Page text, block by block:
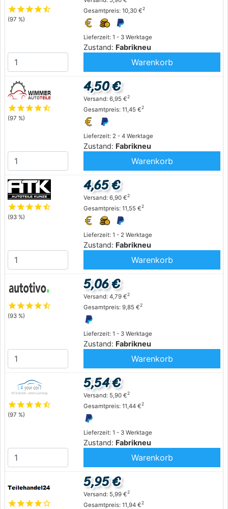
starstarstarstarstar_half
(97 %)
Lieferzeit: 1 - 3 Werktage
Zustand: Fabrikneu
Gesamtpreis: 10,30 €2
Warenkorb
starstarstarstarstar_half
(97 %)
Lieferzeit: 2 - 4 Werktage
Zustand: Fabrikneu
4,50 €
Versand: 6,95 €2
Gesamtpreis: 11,45 €2
Warenkorb
starstarstarstarstar_half
(93 %)
Lieferzeit: 1 - 2 Werktage
Zustand: Fabrikneu
4,65 €
Versand: 6,90 €2
Gesamtpreis: 11,55 €2
Warenkorb
starstarstarstarstar_half
(93 %)
Lieferzeit: 1 - 3 Werktage
Zustand: Fabrikneu
5,06 €
Versand: 4,79 €2
Gesamtpreis: 9,85 €2
Warenkorb
starstarstarstarstar_half
(97 %)
Lieferzeit: 1 - 3 Werktage
Zustand: Fabrikneu
5,54 €
Versand: 5,90 €2
Gesamtpreis: 11,44 €2
Warenkorb
starstarstarstarstar_outline
5,95 €
Versand: 5,99 €2
Gesamtpreis: 11,94 €2